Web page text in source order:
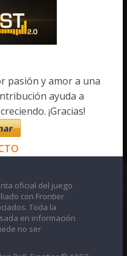
pasión y amor a una
ayuda a
¡Gracias!
oficial del juego
con Frontier
Toda la
en información
no ser